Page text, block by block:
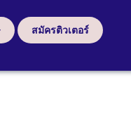
สมัครติวเตอร์